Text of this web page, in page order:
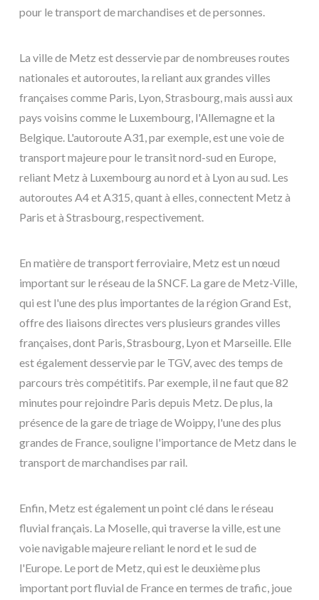
pour le transport de marchandises et de personnes.
La ville de Metz est desservie par de nombreuses routes
nationales et autoroutes, la reliant aux grandes villes
françaises comme Paris, Lyon, Strasbourg, mais aussi aux
pays voisins comme le Luxembourg, l'Allemagne et la
Belgique. L'autoroute A31, par exemple, est une voie de
transport majeure pour le transit nord-sud en Europe,
reliant Metz à Luxembourg au nord et à Lyon au sud. Les
autoroutes A4 et A315, quant à elles, connectent Metz à
Paris et à Strasbourg, respectivement.
En matière de transport ferroviaire, Metz est un nœud
important sur le réseau de la SNCF. La gare de Metz-Ville,
qui est l'une des plus importantes de la région Grand Est,
offre des liaisons directes vers plusieurs grandes villes
françaises, dont Paris, Strasbourg, Lyon et Marseille. Elle
est également desservie par le TGV, avec des temps de
parcours très compétitifs. Par exemple, il ne faut que 82
minutes pour rejoindre Paris depuis Metz. De plus, la
présence de la gare de triage de Woippy, l'une des plus
grandes de France, souligne l'importance de Metz dans le
transport de marchandises par rail.
Enfin, Metz est également un point clé dans le réseau
fluvial français. La Moselle, qui traverse la ville, est une
voie navigable majeure reliant le nord et le sud de
l'Europe. Le port de Metz, qui est le deuxième plus
important port fluvial de France en termes de trafic, joue